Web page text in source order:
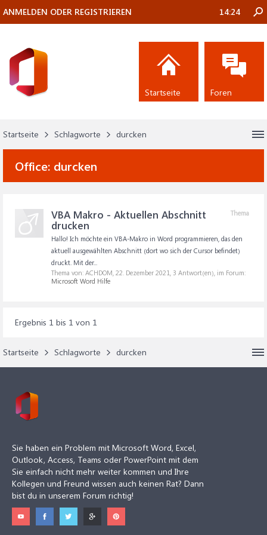
Startseite Schlagworte durcken
Office: durcken
Thema
VBA Makro - Aktuellen Abschnitt
drucken
Hallo! Ich möchte ein VBA-Makro in Word programmieren, das den
aktuell ausgewählten Abschnitt (dort wo sich der Cursor befindet)
druckt. Mit der...
Thema von: ACHDOM, 22. Dezember 2021, 3 Antwort(en), im Forum:
Microsoft Word Hilfe
Ergebnis 1 bis 1 von 1
Startseite Schlagworte durcken
ANMELDEN ODER REGISTRIEREN 14:24
Startseite Foren
Sie haben ein Problem mit Microsoft Word, Excel,
Outlook, Access, Teams oder PowerPoint mit dem
Sie einfach nicht mehr weiter kommen und Ihre
Kollegen und Freund wissen auch keinen Rat? Dann
bist du in unserem Forum richtig!